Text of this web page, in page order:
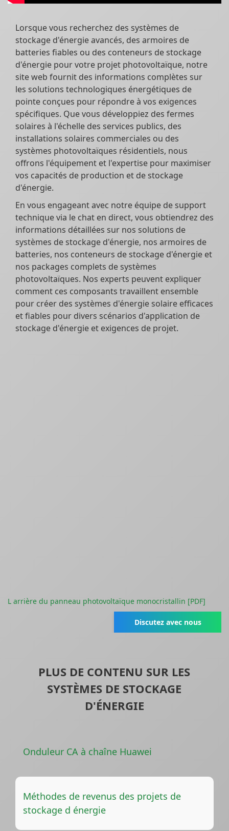
Lorsque vous recherchez des systèmes de
stockage d'énergie avancés, des armoires de
batteries fiables ou des conteneurs de stockage
d'énergie pour votre projet photovoltaïque, notre
site web fournit des informations complètes sur
les solutions technologiques énergétiques de
pointe conçues pour répondre à vos exigences
spécifiques. Que vous développiez des fermes
solaires à l'échelle des services publics, des
installations solaires commerciales ou des
systèmes photovoltaïques résidentiels, nous
offrons l'équipement et l'expertise pour maximiser
vos capacités de production et de stockage
d'énergie.
En vous engageant avec notre équipe de support
technique via le chat en direct, vous obtiendrez des
informations détaillées sur nos solutions de
systèmes de stockage d'énergie, nos armoires de
batteries, nos conteneurs de stockage d'énergie et
nos packages complets de systèmes
photovoltaïques. Nos experts peuvent expliquer
comment ces composants travaillent ensemble
pour créer des systèmes d'énergie solaire efficaces
et fiables pour divers scénarios d'application de
stockage d'énergie et exigences de projet.
L arrière du panneau photovoltaïque monocristallin [PDF]
Discutez avec nous
PLUS DE CONTENU SUR LES
SYSTÈMES DE STOCKAGE
D'ÉNERGIE
Onduleur CA à chaîne Huawei
Méthodes de revenus des projets de
stockage d énergie